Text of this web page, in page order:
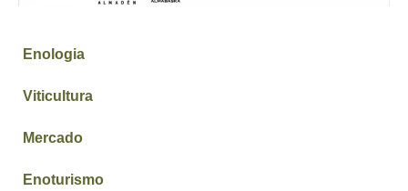
Enologia
Viticultura
Mercado
Enoturismo